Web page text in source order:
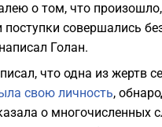
о том, что
совершались
Голан.
что одна из жертв
свою личность,
о многочисленных